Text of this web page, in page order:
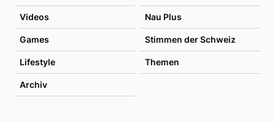
Videos Nau Plus
Games Stimmen der Schweiz
Lifestyle Themen
Archiv